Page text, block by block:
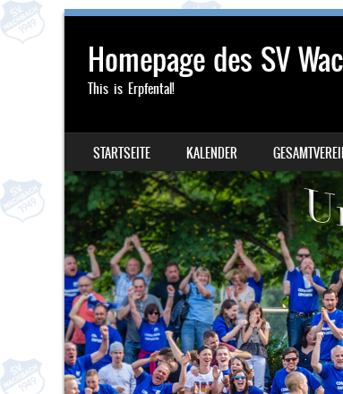
Homepage des SV
This is Erpfental!
MENU
SKIP TO CONTENT
STARTSEITE KALENDER